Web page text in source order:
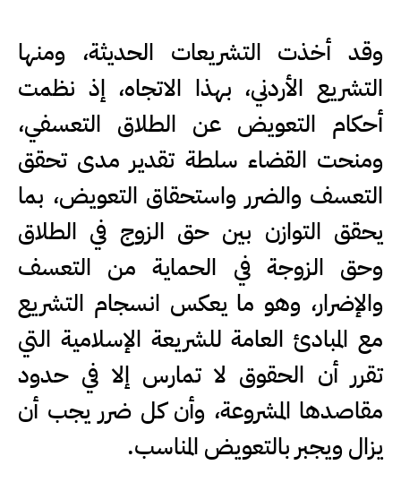
وقد أخذت التشريعات الحديثة، ومنها
التشريع الأردني، بهذا الاتجاه، إذ نظمت
أحكام التعويض عن الطلاق التعسفي،
ومنحت القضاء سلطة تقدير مدى تحقق
التعسف والضرر واستحقاق التعويض، بما
يحقق التوازن بين حق الزوج في الطلاق
وحق الزوجة في الحماية من التعسف
والإضرار، وهو ما يعكس انسجام التشريع
مع المبادئ العامة للشريعة الإسلامية التي
تقرر أن الحقوق لا تمارس إلا في حدود
مقاصدها المشروعة، وأن كل ضرر يجب أن
يزال ويجبر بالتعويض المناسب.